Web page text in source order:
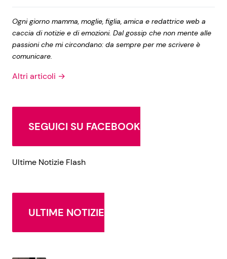
Ogni giorno mamma, moglie, figlia, amica e redattrice web a
caccia di notizie e di emozioni. Dal gossip che non mente alle
passioni che mi circondano: da sempre per me scrivere è
comunicare.
Altri articoli →
SEGUICI SU FACEBOOK
Ultime Notizie Flash
ULTIME NOTIZIE